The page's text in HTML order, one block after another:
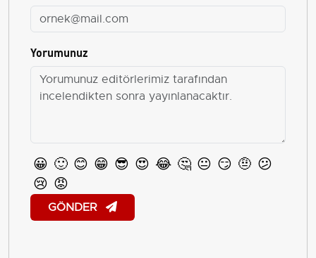
Yorumunuz
😀 🙂 😊 😁 😎 😍 😂 🤔 😐 😏 🤨 😕
😢 😡
GÖNDER